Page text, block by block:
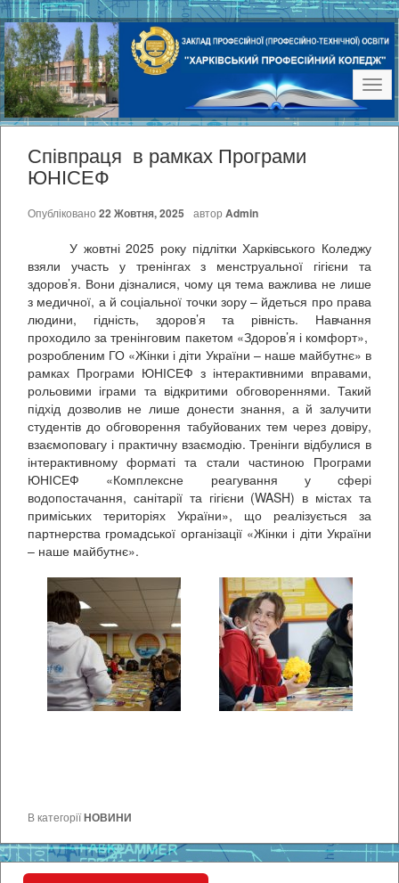
Співпраця в рамках Програми
ЮНІСЕФ
Опубліковано 22 Жовтня, 2025 автор Admin
У жовтні 2025 року підлітки Харківського Коледжу
взяли участь у тренінгах з менструальної гігієни та
здоров’я. Вони дізналися, чому ця тема важлива не лише
з медичної, а й соціальної точки зору – йдеться про права
людини, гідність, здоров’я та рівність. Навчання
проходило за тренінговим пакетом «Здоров’я і комфорт»,
розробленим ГО «Жінки і діти України – наше майбутнє» в
рамках Програми ЮНІСЕФ з інтерактивними вправами,
рольовими іграми та відкритими обговореннями. Такий
підхід дозволив не лише донести знання, а й залучити
студентів до обговорення табуйованих тем через довіру,
взаємоповагу і практичну взаємодію. Тренінги відбулися в
інтерактивному форматі та стали частиною Програми
ЮНІСЕФ «Комплексне реагування у сфері
водопостачання, санітарії та гігієни (WASH) в містах та
приміських територіях України», що реалізується за
партнерства громадської організації «Жінки і діти України
– наше майбутнє».
В категоріїНОВИНИ